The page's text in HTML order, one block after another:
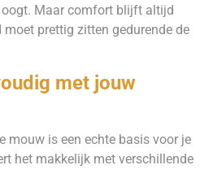
Maar comfort blijft altijd
moet prettig zitten gedurende de
met jouw
mouw is een echte basis voor je
het makkelijk met verschillende